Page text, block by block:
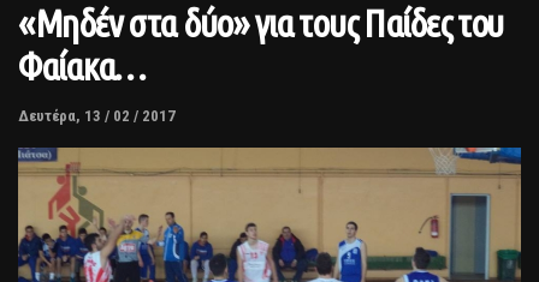
«Μηδέν στα δύο» για τους Παίδες του
Φαίακα…
Δευτέρα, 13 / 02 / 2017